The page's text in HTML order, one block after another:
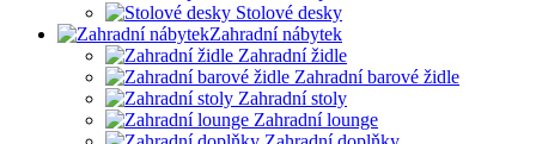
Stolové desky
Zahradní nábytek
Zahradní židle
Zahradní barové židle
Zahradní stoly
Zahradní lounge